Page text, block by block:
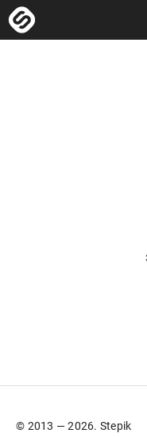
© 2013 — 2026. Stepik